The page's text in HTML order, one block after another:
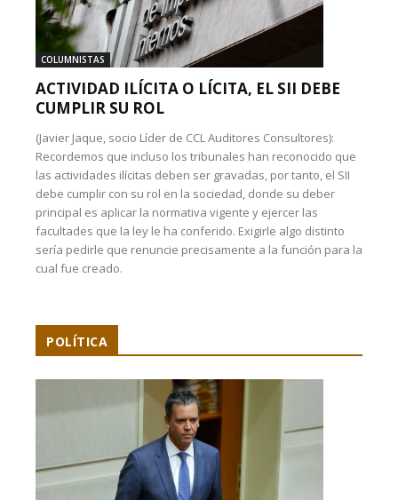
COLUMNISTAS
ACTIVIDAD ILÍCITA O LÍCITA, EL SII DEBE
CUMPLIR SU ROL
(Javier Jaque, socio Líder de CCL Auditores Consultores):
Recordemos que incluso los tribunales han reconocido que
las actividades ilícitas deben ser gravadas, por tanto, el SII
debe cumplir con su rol en la sociedad, donde su deber
principal es aplicar la normativa vigente y ejercer las
facultades que la ley le ha conferido. Exigirle algo distinto
sería pedirle que renuncie precisamente a la función para la
cual fue creado.
POLÍTICA